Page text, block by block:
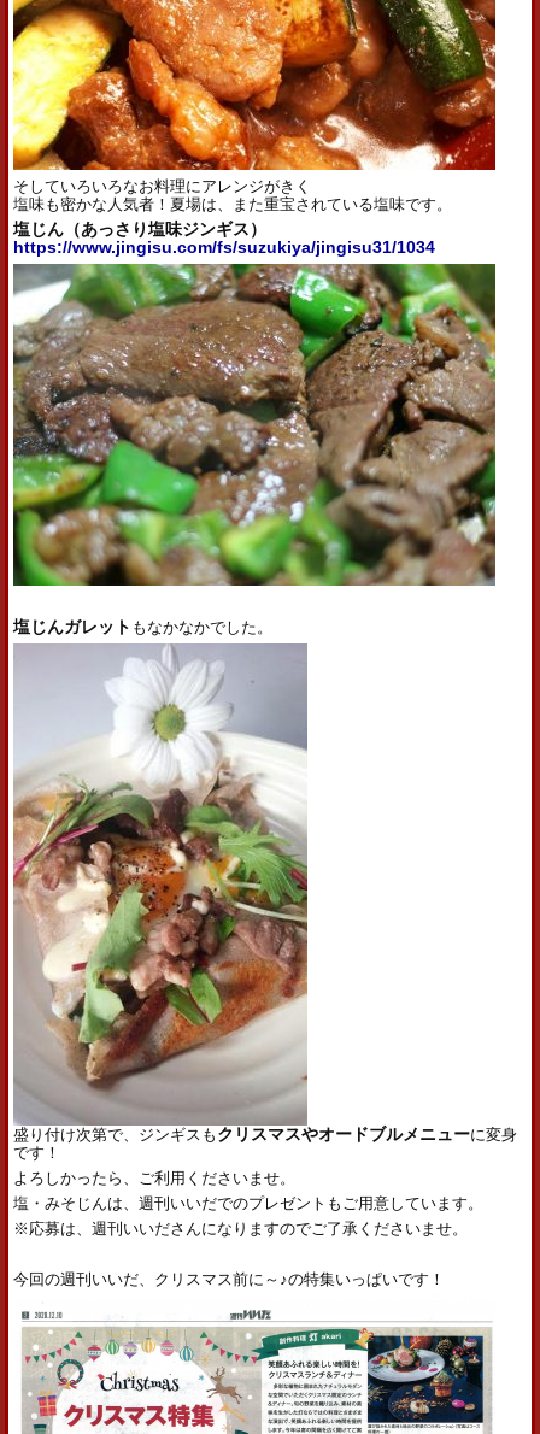
そしていろいろなお料理にアレンジがきく
塩味も密かな人気者！夏場は、また重宝されている塩味です。
塩じん（あっさり塩味ジンギス）
https://www.jingisu.com/fs/suzukiya/jingisu31/1034
塩じんガレット もなかなかでした。
盛り付け次第で、ジンギスも クリスマスやオードブルメニューに変身
です！
よろしかったら、ご利用くださいませ。
塩・みそじんは、週刊いいだでのプレゼントもご用意しています。
※応募は、週刊いいださんになりますのでご了承くださいませ。
今回の週刊いいだ、クリスマス前に～♪の特集いっぱいです！